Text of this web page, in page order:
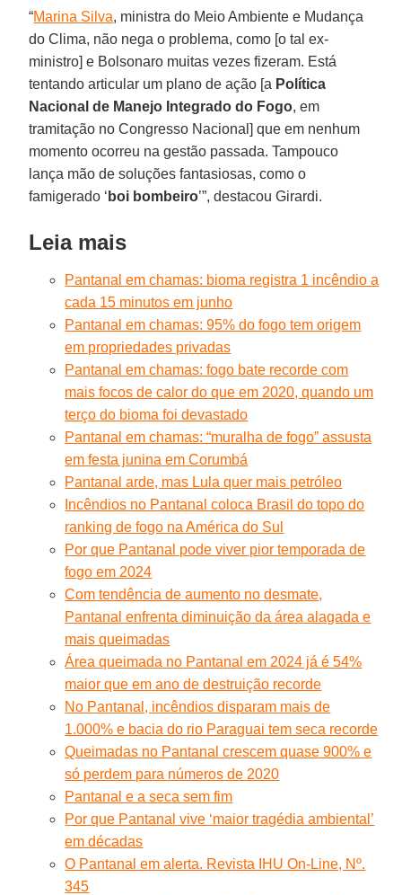
“Marina Silva, ministra do Meio Ambiente e Mudança
do Clima, não nega o problema, como [o tal ex-
ministro] e Bolsonaro muitas vezes fizeram. Está
tentando articular um plano de ação [a Política
Nacional de Manejo Integrado do Fogo, em
tramitação no Congresso Nacional] que em nenhum
momento ocorreu na gestão passada. Tampouco
lança mão de soluções fantasiosas, como o
famigerado ‘ boi bombeiro’”, destacou Girardi.
Leia mais
Pantanal em chamas: bioma registra 1 incêndio a
cada 15 minutos em junho
Pantanal em chamas: 95% do fogo tem origem
em propriedades privadas
Pantanal em chamas: fogo bate recorde com
mais focos de calor do que em 2020, quando um
terço do bioma foi devastado
Pantanal em chamas: “muralha de fogo” assusta
em festa junina em Corumbá
Pantanal arde, mas Lula quer mais petróleo
Incêndios no Pantanal coloca Brasil do topo do
ranking de fogo na América do Sul
Por que Pantanal pode viver pior temporada de
fogo em 2024
Com tendência de aumento no desmate,
Pantanal enfrenta diminuição da área alagada e
mais queimadas
Área queimada no Pantanal em 2024 já é 54%
maior que em ano de destruição recorde
No Pantanal, incêndios disparam mais de
1.000% e bacia do rio Paraguai tem seca recorde
Queimadas no Pantanal crescem quase 900% e
só perdem para números de 2020
Pantanal e a seca sem fim
Por que Pantanal vive ‘maior tragédia ambiental’
em décadas
O Pantanal em alerta. Revista IHU On-Line, Nº.
345